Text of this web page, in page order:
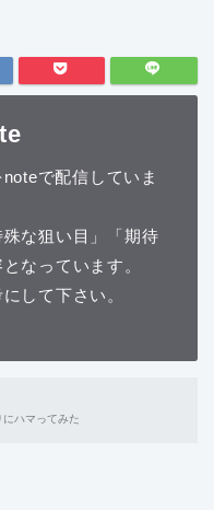
で配信していま
殊な狙い目」「期待
なっています。
して下さい。
ハマってみた